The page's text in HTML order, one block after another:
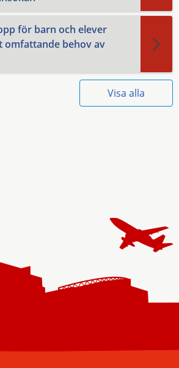
för barn och elever
omfattande behov av
Visa alla